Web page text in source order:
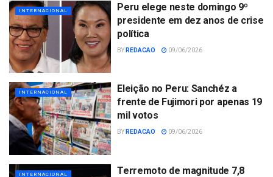
INTERNACIONAL
Peru elege neste domingo 9º
presidente em dez anos de crise
política
BY REDACAO 09/06/2026
INTERNACIONAL
Eleição no Peru: Sanchéz a
frente de Fujimori por apenas 19
mil votos
BY REDACAO 09/06/2026
INTERNACIONAL
Terremoto de magnitude 7,8